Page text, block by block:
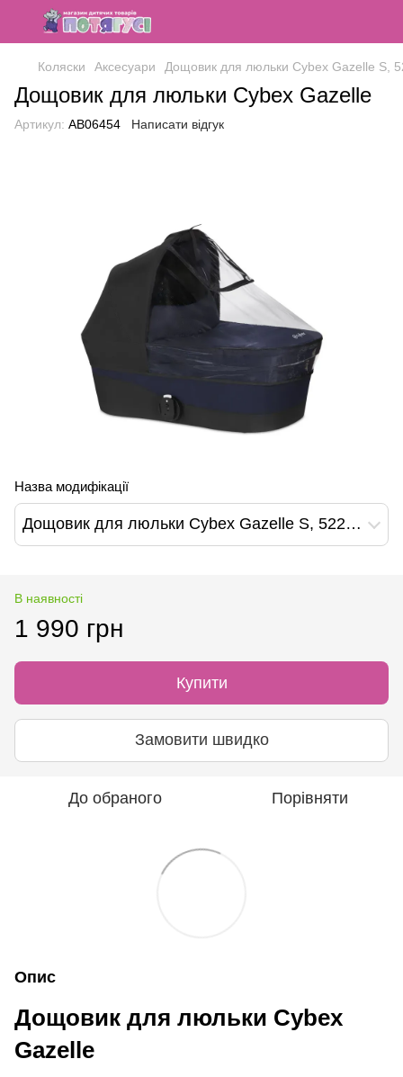
Коляски Аксесуари Дощовик для люльки Cybex Gazelle S,
Дощовик для люльки Cybex Gazelle
Артикул: AB06454 Написати відгук
Назва модифікації
Дощовик для люльки Cybex Gazelle S, 522002961
В наявності
1 990 грн
Купити
Замовити швидко
До обраного Порівняти
Опис
Дощовик для люльки Cybex
Gazelle